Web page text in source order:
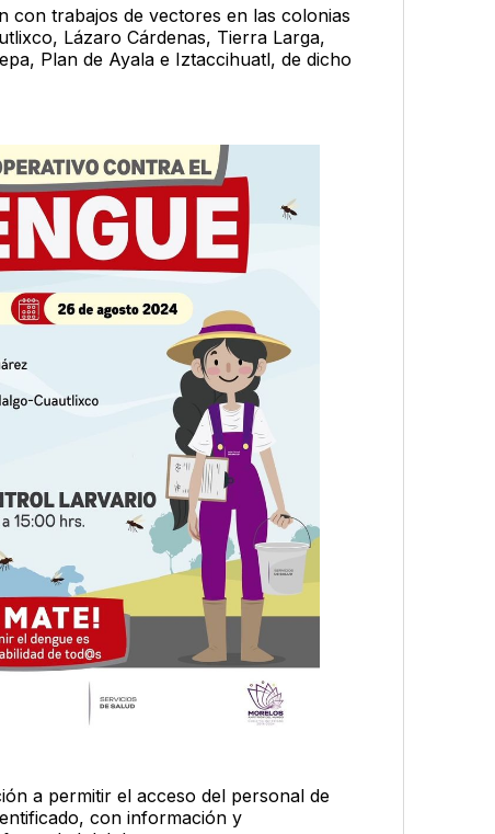
con trabajos de vectores en las colonias
Lázaro Cárdenas, Tierra Larga,
Plan de Ayala e Iztaccihuatl, de dicho
a permitir el acceso del personal de
con información y